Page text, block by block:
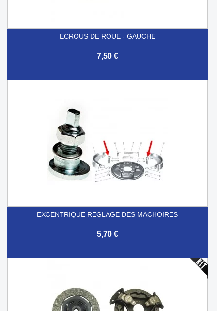
ECROUS DE ROUE - GAUCHE
7,50 €
EXCENTRIQUE REGLAGE DES MACHOIRES
5,70 €